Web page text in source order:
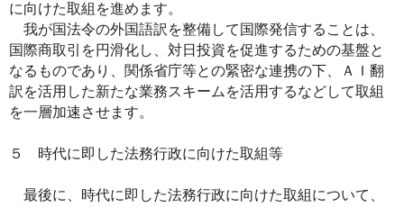
に向けた取組を進めます。
我が国法令の外国語訳を整備して国際発信することは、
国際商取引を円滑化し、対日投資を促進するための基盤と
なるものであり、関係省庁等との緊密な連携の下、ＡＩ翻
訳を活用した新たな業務スキームを活用するなどして取組
を一層加速させます。
５ 時代に即した法務行政に向けた取組等
最後に、時代に即した法務行政に向けた取組について、